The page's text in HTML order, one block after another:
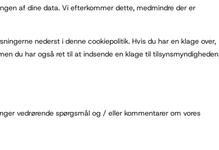
af ​​dine data. Vi efterkommer dette, medmindre der er
nederst i denne cookiepolitik. Hvis du har en klage over,
du har også ret til at indsende en klage til tilsynsmyndigheden
vedrørende spørgsmål og / eller kommentarer om vores